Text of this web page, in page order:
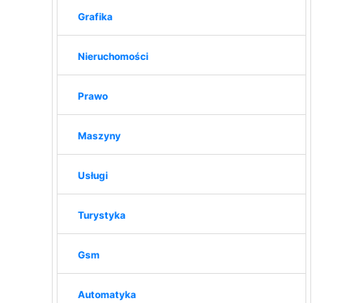
Grafika
Nieruchomości
Prawo
Maszyny
Usługi
Turystyka
Gsm
Automatyka